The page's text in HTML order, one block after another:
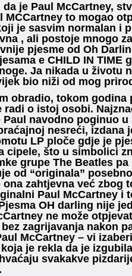
je Paul McCartney,
MCCartney to mogao
je sasvim normalan i
, ali postoje mnogo
pjesme od Oh
e CHILD IN TIME
Ja nikada u životu
bio niži od mog
obradio, tokom
radi o istoj osobi.
navodno poginuo
nesreći, izdana
LP ploče gdje je
cipele, što u simbolici
grupe The Beatles
od “originala”
zahtjevna već zbog
Paul McCartney i
OH darling nije
ne može
zagrijavanja nakon
McCartney – vi
je rekla da je
svakakve